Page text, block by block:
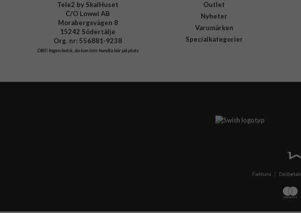
Tele2 by SkalHuset
C/O Lowwi AB
Morabergsvägen 8
15242 Södertälje
Org. nr: 556881-9238
OBS!Ingen butik, du kan inte handla här på plats
Outlet
Nyheter
Varumärken
Specialkategorier